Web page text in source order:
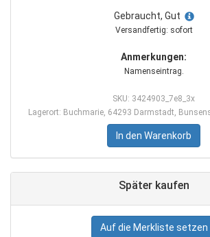
Gebraucht, Gut
Versandfertig: sofort
Anmerkungen:
Namenseintrag.
SKU: 3424903_7e8_3x
Lagerort: Buchmarie, 64293 Darmstadt,
In den Warenkorb
Später kaufen
Auf die Merkliste setzen